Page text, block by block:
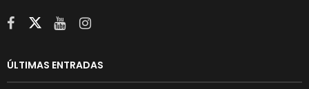
ÚLTIMAS ENTRADAS